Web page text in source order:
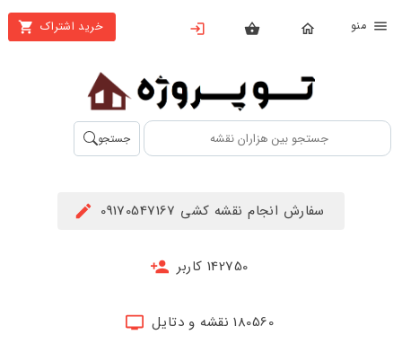
خرید اشتراک
بستن
محصولات
تهیه
اشتراک
جستجو
سفارش انجام نقشه کشی 09170547167
142750 کاربر
180560 نقشه و دتایل